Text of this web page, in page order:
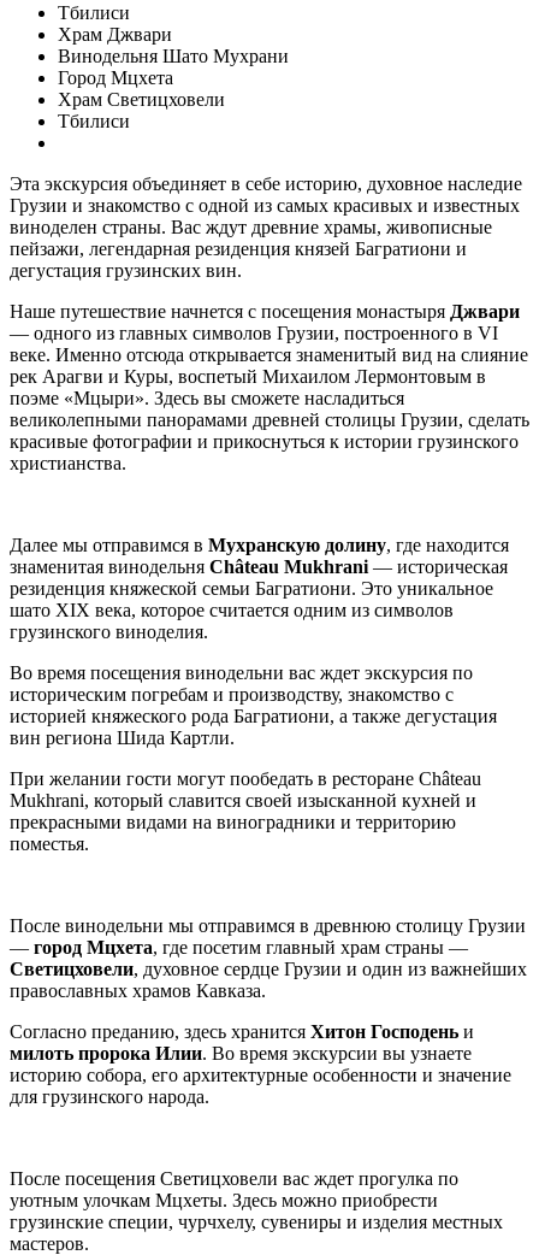
Тбилиси
Храм Джвари
Винодельня Шато Мухрани
Город Мцхета
Храм Светицховели
Тбилиси
Эта экскурсия объединяет в себе историю, духовное наследие
Грузии и знакомство с одной из самых красивых и известных
виноделен страны. Вас ждут древние храмы, живописные
пейзажи, легендарная резиденция князей Багратиони и
дегустация грузинских вин.
Наше путешествие начнется с посещения монастыря Джвари
— одного из главных символов Грузии, построенного в VI
веке. Именно отсюда открывается знаменитый вид на слияние
рек Арагви и Куры, воспетый Михаилом Лермонтовым в
поэме «Мцыри». Здесь вы сможете насладиться
великолепными панорамами древней столицы Грузии, сделать
красивые фотографии и прикоснуться к истории грузинского
христианства.
Далее мы отправимся в Мухранскую долину, где находится
знаменитая винодельня Château Mukhrani — историческая
резиденция княжеской семьи Багратиони. Это уникальное
шато XIX века, которое считается одним из символов
грузинского виноделия.
Во время посещения винодельни вас ждет экскурсия по
историческим погребам и производству, знакомство с
историей княжеского рода Багратиони, а также дегустация
вин региона Шида Картли.
При желании гости могут пообедать в ресторане Château
Mukhrani, который славится своей изысканной кухней и
прекрасными видами на виноградники и территорию
поместья.
После винодельни мы отправимся в древнюю столицу Грузии
— город Мцхета, где посетим главный храм страны —
Светицховели, духовное сердце Грузии и один из важнейших
православных храмов Кавказа.
Согласно преданию, здесь хранится Хитон Господень и
милоть пророка Илии. Во время экскурсии вы узнаете
историю собора, его архитектурные особенности и значение
для грузинского народа.
После посещения Светицховели вас ждет прогулка по
уютным улочкам Мцхеты. Здесь можно приобрести
грузинские специи, чурчхелу, сувениры и изделия местных
мастеров.